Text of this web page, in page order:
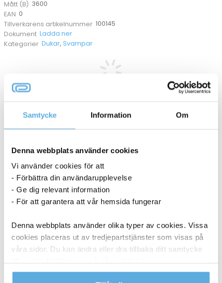
Samtycke Information Om
Denna webbplats använder cookies
Vi använder cookies för att
- Förbättra din användarupplevelse
- Ge dig relevant information
- För att garantera att vår hemsida fungerar
Denna webbplats använder olika typer av cookies. Vissa
cookies placeras ut av tredjepartstjänster som visas på
våra sidor. Du kan ändra eller dra tillbaka ditt samtycke
Mått (B) 3600
EAN 0
Tillverkarens artikelnummer 100145
Dokument Ladda ner
Kategorier Dukar,Svampar
ANDRA KÖPTE OCKSÅ